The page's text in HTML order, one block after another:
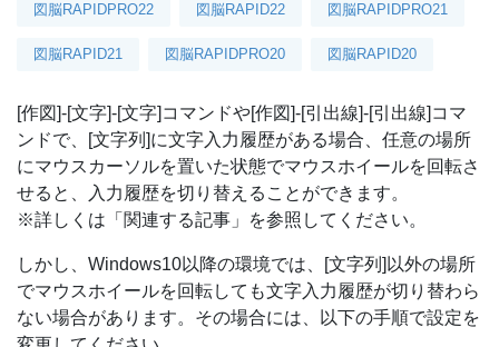
図脳RAPIDPRO22 図脳RAPID22 図脳RAPIDPRO21
図脳RAPID21 図脳RAPIDPRO20 図脳RAPID20
[作図]-[文字]-[文字]コマンドや[作図]-[引出線]-[引出線]コマ
ンドで、[文字列]に文字入力履歴がある場合、任意の場所
にマウスカーソルを置いた状態でマウスホイールを回転さ
せると、入力履歴を切り替えることができます。
※詳しくは「関連する記事」を参照してください。
しかし、Windows10以降の環境では、[文字列]以外の場所
でマウスホイールを回転しても文字入力履歴が切り替わら
ない場合があります。その場合には、以下の手順で設定を